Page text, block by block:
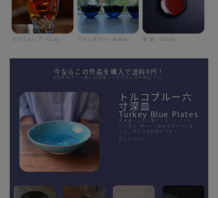
ガラスカップ - Cups - ガラスボウル - Bowls - 漆 皿 - Urushi -
今ならこの作品を購入で送料0円！
送料無料中！一緒に同時購入する作品も送料無料です。
トルコブルー六
寸深皿
Turkey Blue Plates
荒木漢一さんの爽やかなトルコブルー
六寸深皿-18cm-が食卓を鮮やかに変
える。今なら送料無料です！
税込3,740円